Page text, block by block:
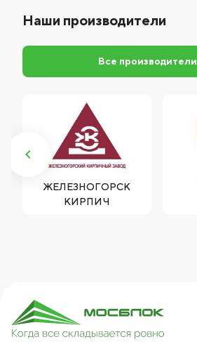
Наши производители
Все производители
ЖЕЛЕЗНОГОРСК
КИРПИЧ